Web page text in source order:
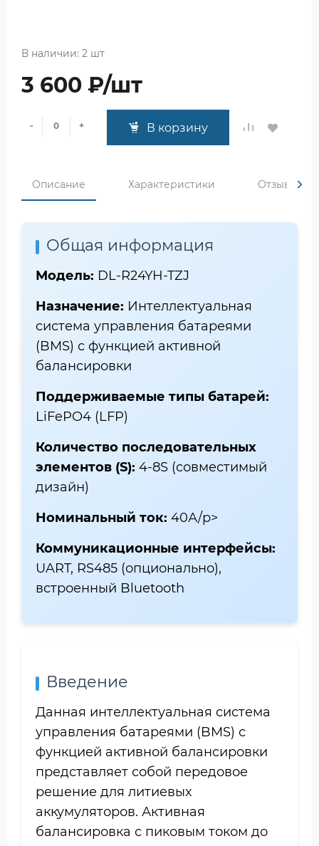
В наличии: 2 шт
3 600 ₽/шт
- + В корзину
Описание Характеристики Отзывы
Общая информация
Модель: DL-R24YH-TZJ
Назначение: Интеллектуальная
система управления батареями
(BMS) с функцией активной
балансировки
Поддерживаемые типы батарей:
LiFePO4 (LFP)
Количество последовательных
элементов (S): 4-8S (совместимый
дизайн)
Номинальный ток: 40А/p>
Коммуникационные интерфейсы:
UART, RS485 (опционально),
встроенный Bluetooth
Введение
Данная интеллектуальная система
управления батареями (BMS) с
функцией активной балансировки
представляет собой передовое
решение для литиевых
аккумуляторов. Активная
балансировка с пиковым током до